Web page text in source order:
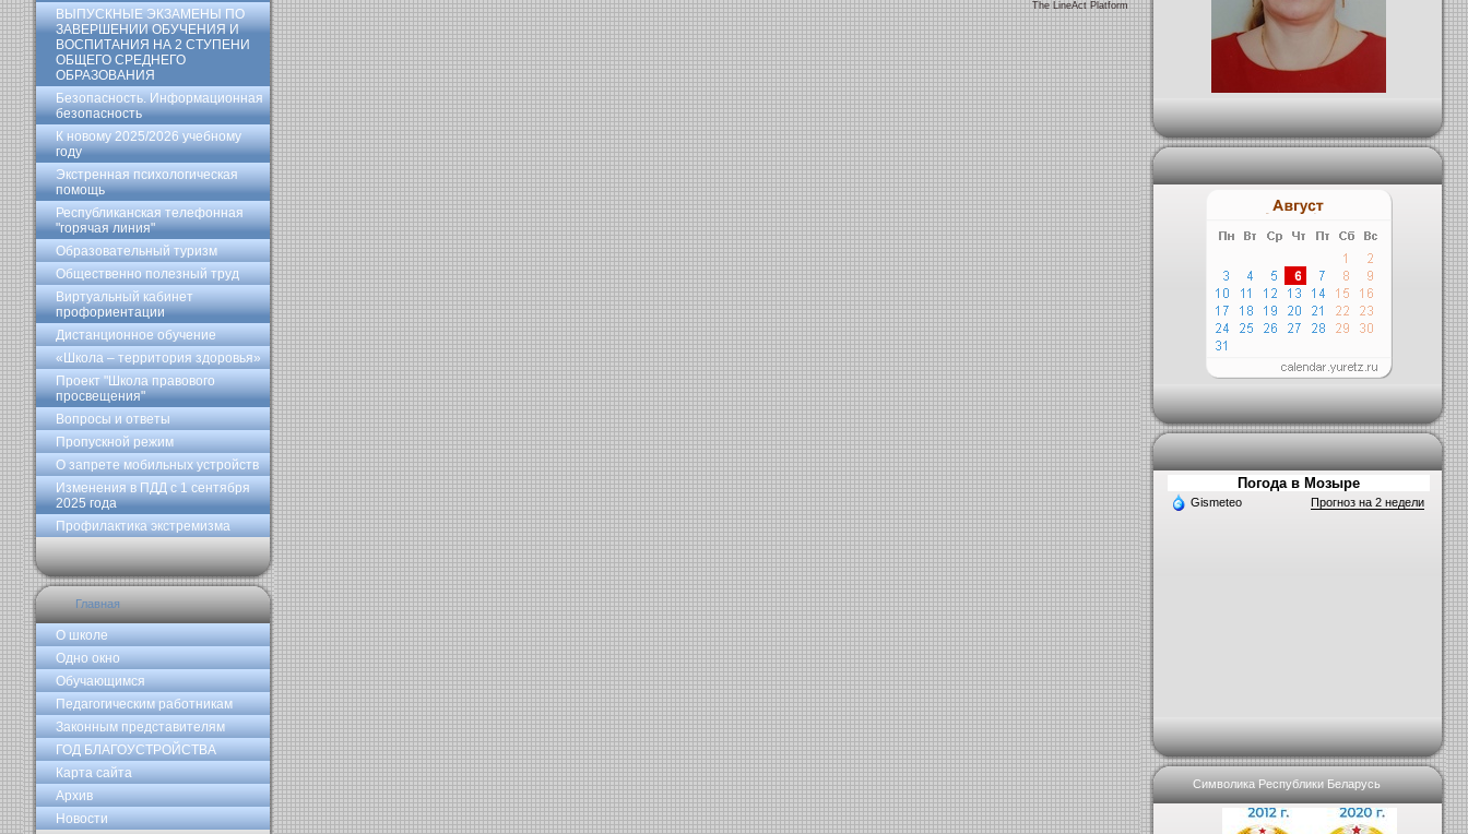
ВЫПУСКНЫЕ ЭКЗАМЕНЫ ПО
ЗАВЕРШЕНИИ ОБУЧЕНИЯ И
ВОСПИТАНИЯ НА 2 СТУПЕНИ
ОБЩЕГО СРЕДНЕГО
ОБРАЗОВАНИЯ
Безопасность. Информационная
безопасность
К новому 2025/2026 учебному
году
Экстренная психологическая
помощь
Республиканская телефонная
"горячая линия"
Образовательный туризм
Общественно полезный труд
Виртуальный кабинет
профориентации
Дистанционное обучение
«Школа – территория здоровья»
Проект "Школа правового
просвещения"
Вопросы и ответы
Пропускной режим
О запрете мобильных устройств
Изменения в ПДД с 1 сентября
2025 года
Профилактика экстремизма
Главная
О школе
Одно окно
Обучающимся
Педагогическим работникам
Законным представителям
ГОД БЛАГОУСТРОЙСТВА
Карта сайта
Архив
Новости
The LineAct Platform
Погода в Мозыре
Gismeteo Прогноз на 2 недели
Символика Республики Беларусь